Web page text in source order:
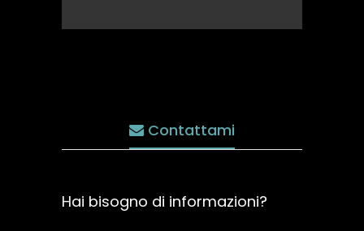
Contattami
Hai bisogno di informazioni?